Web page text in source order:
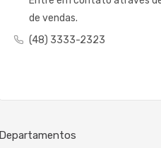
de vendas.
(48) 3333-2323
Departamentos